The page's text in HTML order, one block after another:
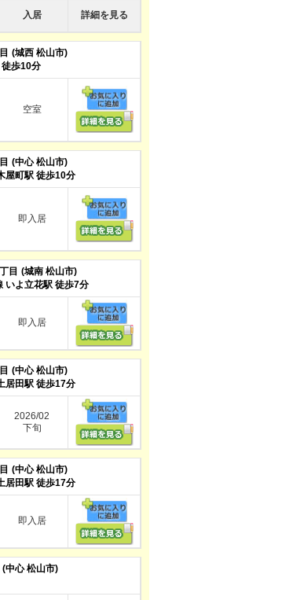
入居 詳細を見る
(城西 松山市)
歩10分
空室
(中心 松山市)
屋町駅 徒歩10分
即入居
目 (城南 松山市)
いよ立花駅 徒歩7分
即入居
(中心 松山市)
居田駅 徒歩17分
2026/02
下旬
(中心 松山市)
居田駅 徒歩17分
即入居
(中心 松山市)